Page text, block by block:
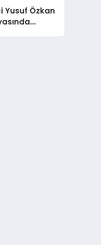
Yusuf Özkan